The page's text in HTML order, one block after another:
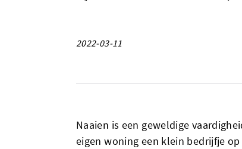
2022-03-11
Naaien is een geweldige
eigen woning een klein bedrijfje